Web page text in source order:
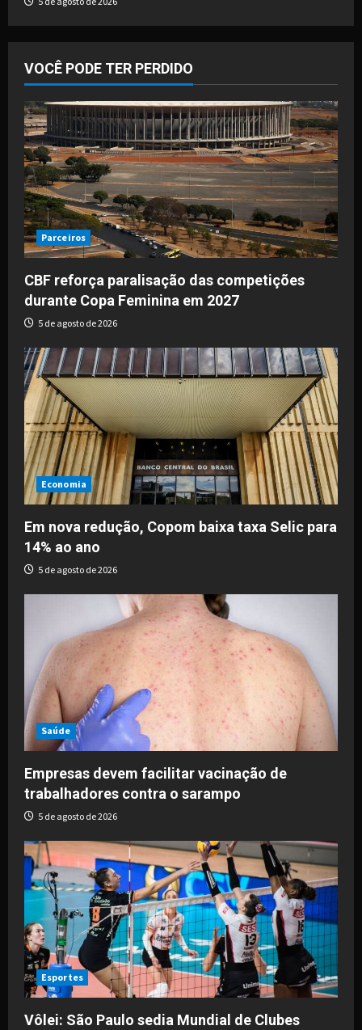
VOCÊ PODE TER PERDIDO
Parceiros
CBF reforça paralisação das competições
durante Copa Feminina em 2027
5 de agosto de 2026
Economia
Em nova redução, Copom baixa taxa Selic para
14% ao ano
5 de agosto de 2026
Saúde
Empresas devem facilitar vacinação de
trabalhadores contra o sarampo
5 de agosto de 2026
Esportes
Vôlei: São Paulo sedia Mundial de Clubes